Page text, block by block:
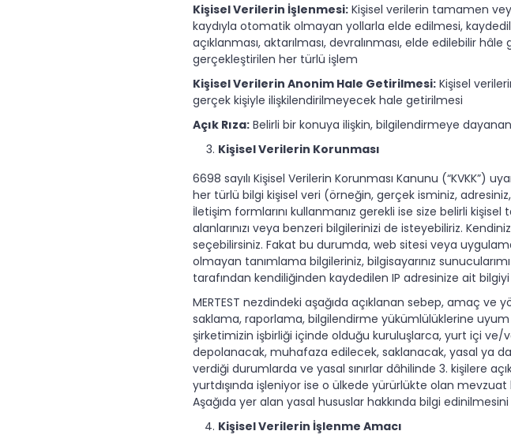
Kişisel Verilerin İşlenmesi: Kişisel verilerin tamamen
kaydıyla otomatik olmayan yollarla elde edilmesi,
açıklanması, aktarılması, devralınması, elde edilebilir
gerçekleştirilen her türlü işlem
Kişisel Verilerin Anonim Hale Getirilmesi: Kişisel
gerçek kişiyle ilişkilendirilmeyecek hale getirilmesi
Açık Rıza: Belirli bir konuya ilişkin, bilgilendirmeye
Kişisel Verilerin Korunması
6698 sayılı Kişisel Verilerin Korunması Kanunu
her türlü bilgi kişisel veri (örneğin, gerçek isminiz,
İletişim formlarını kullanmanız gerekli ise size belirli
alanlarınızı veya benzeri bilgilerinizi de isteyebiliriz.
seçebilirsiniz. Fakat bu durumda, web sitesi veya
olmayan tanımlama bilgileriniz, bilgisayarınız
tarafından kendiliğinden kaydedilen IP adresinize ait
MERTEST nezdindeki aşağıda açıklanan sebep, amaç
saklama, raporlama, bilgilendirme yükümlülüklerine
şirketimizin işbirliği içinde olduğu kuruluşlarca, yurt içi
depolanacak, muhafaza edilecek, saklanacak, yasal ya
verdiği durumlarda ve yasal sınırlar dâhilinde 3. kişilere
yurtdışında işleniyor ise o ülkede yürürlükte olan
Aşağıda yer alan yasal hususlar hakkında bilgi
Kişisel Verilerin İşlenme Amacı